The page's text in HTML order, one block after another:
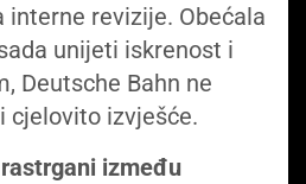
interne revizije. Obećala
unijeti iskrenost i
Deutsche Bahn ne
cjelovito izvješće.
između